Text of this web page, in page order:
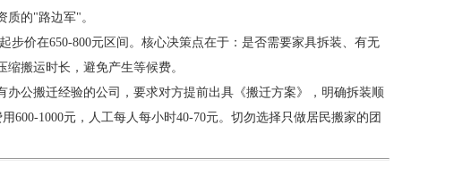
质的"路边军"。
价在650-800元区间。核心决策点在于：是否需要家具拆装、有无
搬运时长，避免产生等候费。
公搬迁经验的公司，要求对方提前出具《搬迁方案》，明确拆装顺
1000元，人工每人每小时40-70元。切勿选择只做居民搬家的团